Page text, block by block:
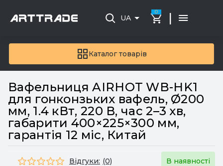
Каталог товарів
UA
0 |
Вафельниця AIRHOT WB-HK1
для гонконзьких вафель, Ø200
мм, 1.4 кВт, 220 В, час 2–3 хв,
габарити 400×225×300 мм,
гарантія 12 міс, Китай
Відгуки: (0)
В наявності